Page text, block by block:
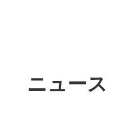
ニュース